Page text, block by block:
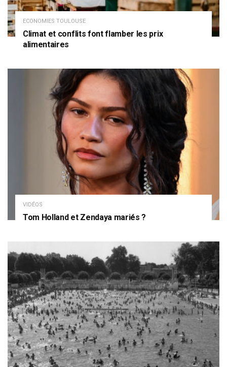
ECONOMIES TOULOUSE
Climat et conflits font flamber les prix
alimentaires
VIDÉOS
Tom Holland et Zendaya mariés ?